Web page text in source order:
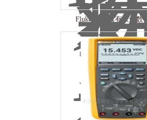
Fluke 115C真有效值数